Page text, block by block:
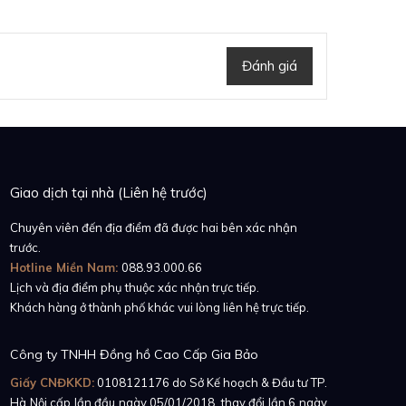
Đánh giá
Giao dịch tại nhà (Liên hệ trước)
Chuyên viên đến địa điểm đã được hai bên xác nhận
trước.
Hotline Miền Nam: 088.93.000.66
Lịch và địa điểm phụ thuộc xác nhận trực tiếp.
Khách hàng ở thành phố khác vui lòng liên hệ trực tiếp.
Công ty TNHH Đồng hồ Cao Cấp Gia Bảo
Giấy CNĐKKD:0108121176 do Sở Kế hoạch & Đầu tư TP.
Hà Nội cấp lần đầu ngày 05/01/2018, thay đổi lần 6 ngày